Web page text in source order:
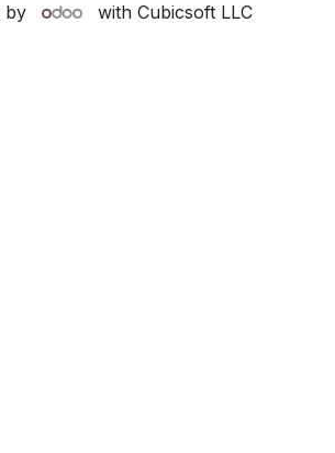
by
with Cubicsoft LLC